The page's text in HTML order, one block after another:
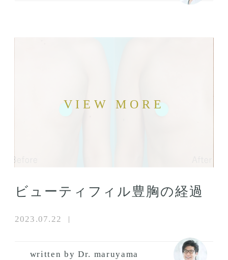
ビューティフィル豊胸の経過
2023.07.22
written by Dr. maruyama